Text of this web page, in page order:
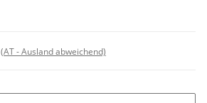
(AT - Ausland abweichend)